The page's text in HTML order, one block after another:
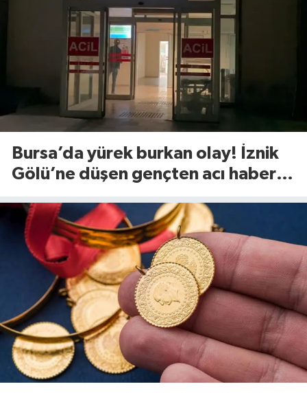
Bursa’da yürek burkan olay! İznik
Gölü’ne düşen gençten acı haber